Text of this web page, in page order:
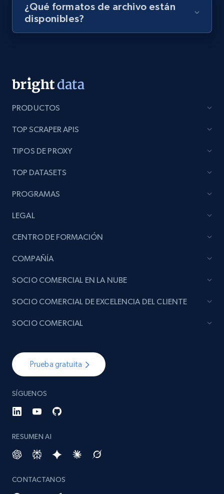
¿Qué formatos de archivo están
disponibles?
PRODUCTOS
TOP SCRAPER APIS
TIPOS DE PROXY
TOP DATASETS
PROGRAMAS
LEGAL
CENTRO DE FORMACIÓN
COMPAÑÍA
Prueba gratuita
SÍGUENOS
RESUMEN AI
CONTACTANOS
SOCIO COMERCIAL EN LA NUBE
SOCIO COMERCIAL DE EXCELENCIA DEL CLIENTE
SOCIO COMERCIAL